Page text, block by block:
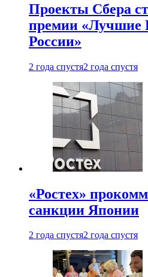
Проекты Сбера
премии «Лучшие
России»
2 года спустя2 года спустя
«Ростех»
санкции Японии
2 года спустя2 года спустя